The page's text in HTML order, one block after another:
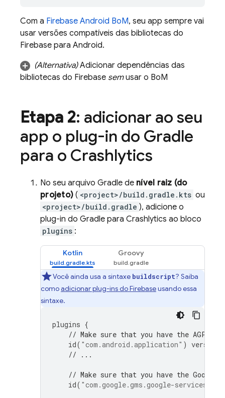
Com a Firebase Android BoM, seu app sempre vai
usar versões compatíveis das bibliotecas do
Firebase para Android.
(Alternativa)Adicionar dependências das
bibliotecas do Firebase semusar o BoM
Etapa 2: adicionar ao seu
app o plug-in do Gradle
para o Crashlytics
No seu arquivo Gradle de nível raiz (do
projeto) ( <project>/build.gradle.kts ou
<project>/build.gradle ), adicione o
plug-in do Gradle para Crashlytics ao bloco
plugins :
Kotlin Groovy
Você ainda usa a sintaxe buildscript? Saiba
comoadicionar plug-ins do Firebaseusando essa
sintaxe.
plugins {
// Make sure that you have the AGP
id( "com.android.application" ) version
// ...
// Make sure that you have the Google
id( "com.google.gms.google-services"